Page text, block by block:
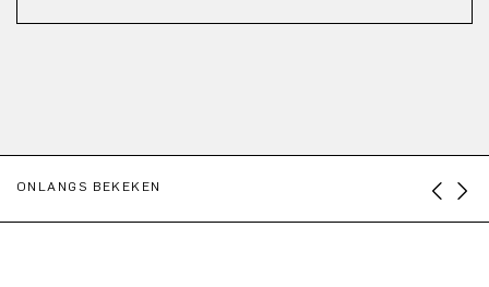
ONLANGS BEKEKEN